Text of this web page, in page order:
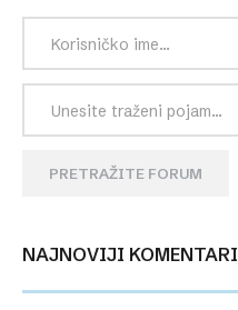
PRETRAŽITE FORUM
NAJNOVIJI KOMENTARI